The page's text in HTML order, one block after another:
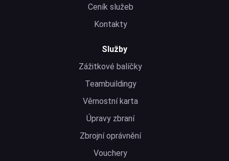
Ceník služeb
Kontakty
Služby
Zážitkové balíčky
Teambuildingy
Věrnostní karta
Úpravy zbraní
Zbrojní oprávnění
Vouchery